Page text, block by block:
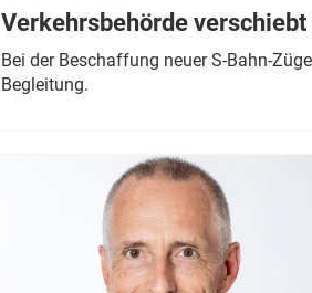
Verkehrsbehörde
Bei der Beschaffung neuer S-Bahn-
Begleitung.